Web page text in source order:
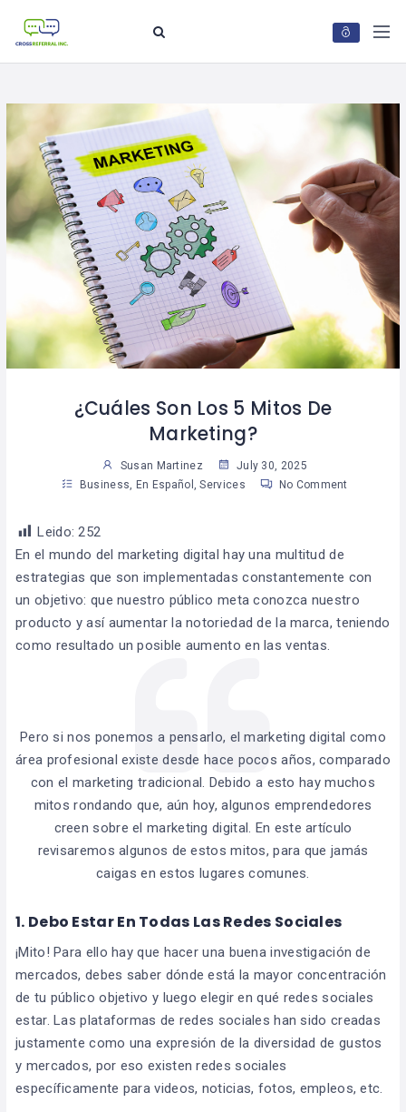
¿Cuáles Son Los 5 Mitos De
Marketing?
Susan Martinez
July 30, 2025
Business
En Español ,Services No Comment
Leido: 252
En el mundo del marketing digital hay una multitud de
estrategias que son implementadas constantemente con
un objetivo: que nuestro público meta conozca nuestro
producto y así aumentar la notoriedad de la marca, teniendo
como resultado un posible aumento en las ventas.
Pero si nos ponemos a pensarlo, el marketing digital como
área profesional existe desde hace pocos años, comparado
con el marketing tradicional. Debido a esto hay muchos
mitos rondando que, aún hoy, algunos emprendedores
creen sobre el marketing digital. En este artículo
revisaremos algunos de estos mitos, para que jamás
caigas en estos lugares comunes.
1. Debo Estar En Todas Las Redes Sociales
¡Mito! Para ello hay que hacer una buena investigación de
mercados, debes saber dónde está la mayor concentración
de tu público objetivo y luego elegir en qué redes sociales
estar. Las plataformas de redes sociales han sido creadas
justamente como una expresión de la diversidad de gustos
y mercados, por eso existen redes sociales
específicamente para videos, noticias, fotos, empleos, etc.